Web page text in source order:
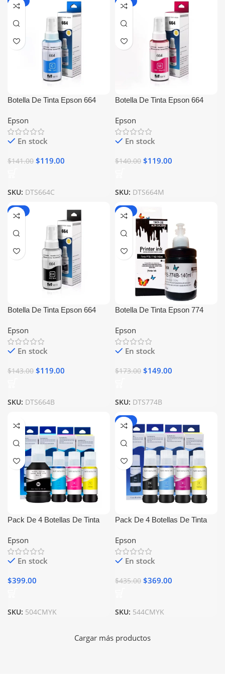
Botella De Tinta Epson 664
Epson
En stock
$141.00 $119.00
SKU: DTS664C
Botella De Tinta Epson 664
Epson
En stock
$140.00 $119.00
SKU: DTS664M
-17%
Botella De Tinta Epson 664
Epson
En stock
$143.00 $119.00
SKU: DTS664B
-14%
Botella De Tinta Epson 774
Epson
En stock
$173.00 $149.00
SKU: DTS774B
Pack De 4 Botellas De Tinta
Epson
En stock
$399.00
SKU: 504CMYK
-15%
Pack De 4 Botellas De Tinta
Epson
En stock
$435.00 $369.00
SKU: 544CMYK
Cargar más productos